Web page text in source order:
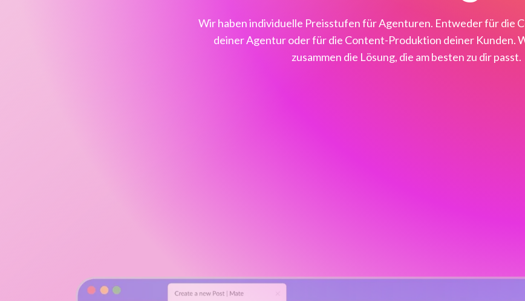
Wir haben individuelle Preisstufen für Agenturen. Entweder für die
deiner Agentur oder für die Content-Produktion deiner Kunden.
zusammen die Lösung, die am besten zu dir passt.